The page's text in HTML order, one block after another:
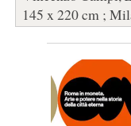
145 x 220 cm ;